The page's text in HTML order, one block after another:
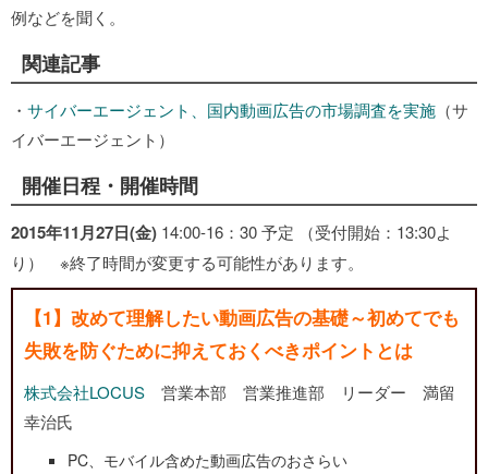
例などを聞く。
関連記事
・ サイバーエージェント、国内動画広告の市場調査を実施 （サ
イバーエージェント）
開催日程・開催時間
2015年11月27日(金) 14:00-16：30 予定 （受付開始：13:30よ
り） ※終了時間が変更する可能性があります。
【1】改めて理解したい動画広告の基礎～初めてでも
失敗を防ぐために抑えておくべきポイントとは
株式会社LOCUS 営業本部 営業推進部 リーダー 満留
幸治氏
PC、モバイル含めた動画広告のおさらい